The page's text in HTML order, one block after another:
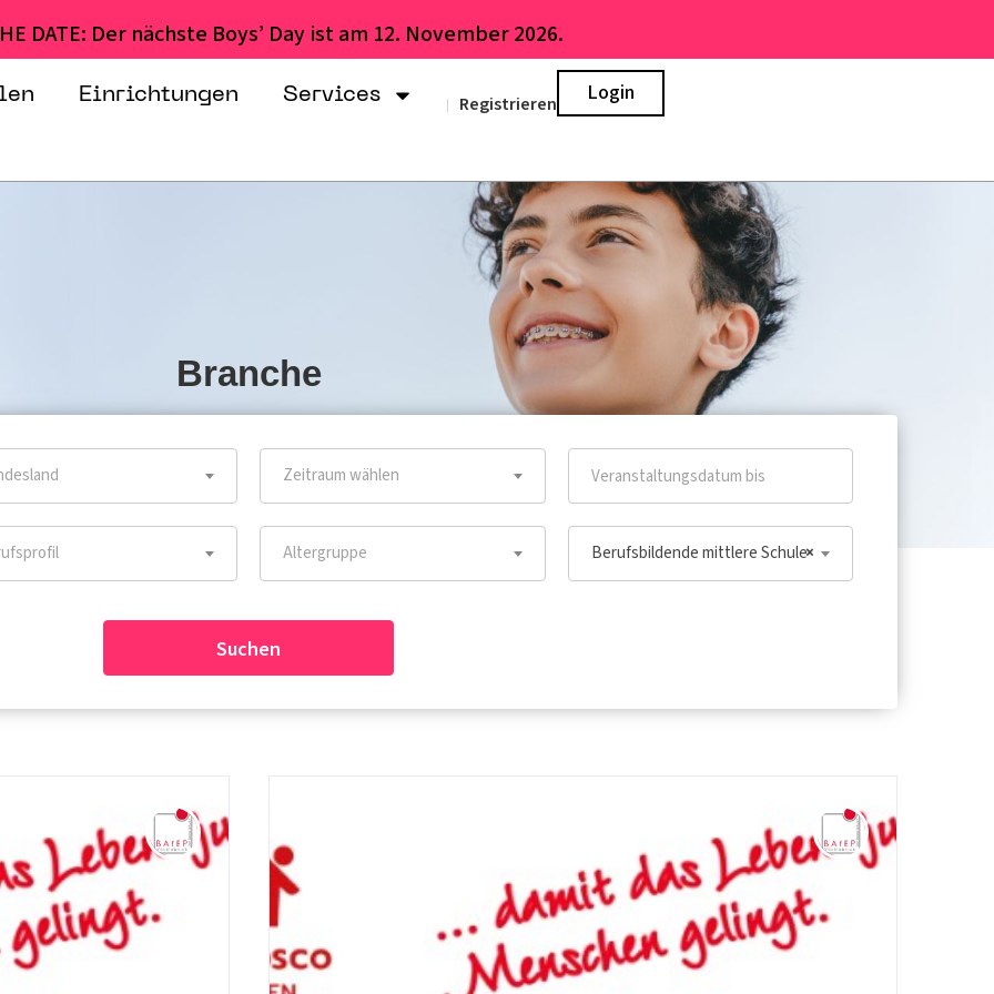
DATE: Der nächste Boys’ Day ist am 12. November 2026.
Einrichtungen Services | Registrieren Login
Branche
Zeitraum wählen
Altergruppe ×
Berufsbildende mittlere Schule